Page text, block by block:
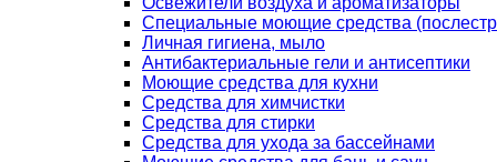
Специальные моющие средства
Личная гигиена, мыло
Антибактериальные гели и антисептики
Моющие средства для кухни
Средства для химчистки
Средства для стирки
Средства для ухода за бассейнами